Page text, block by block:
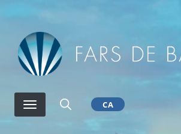
contingut
CA